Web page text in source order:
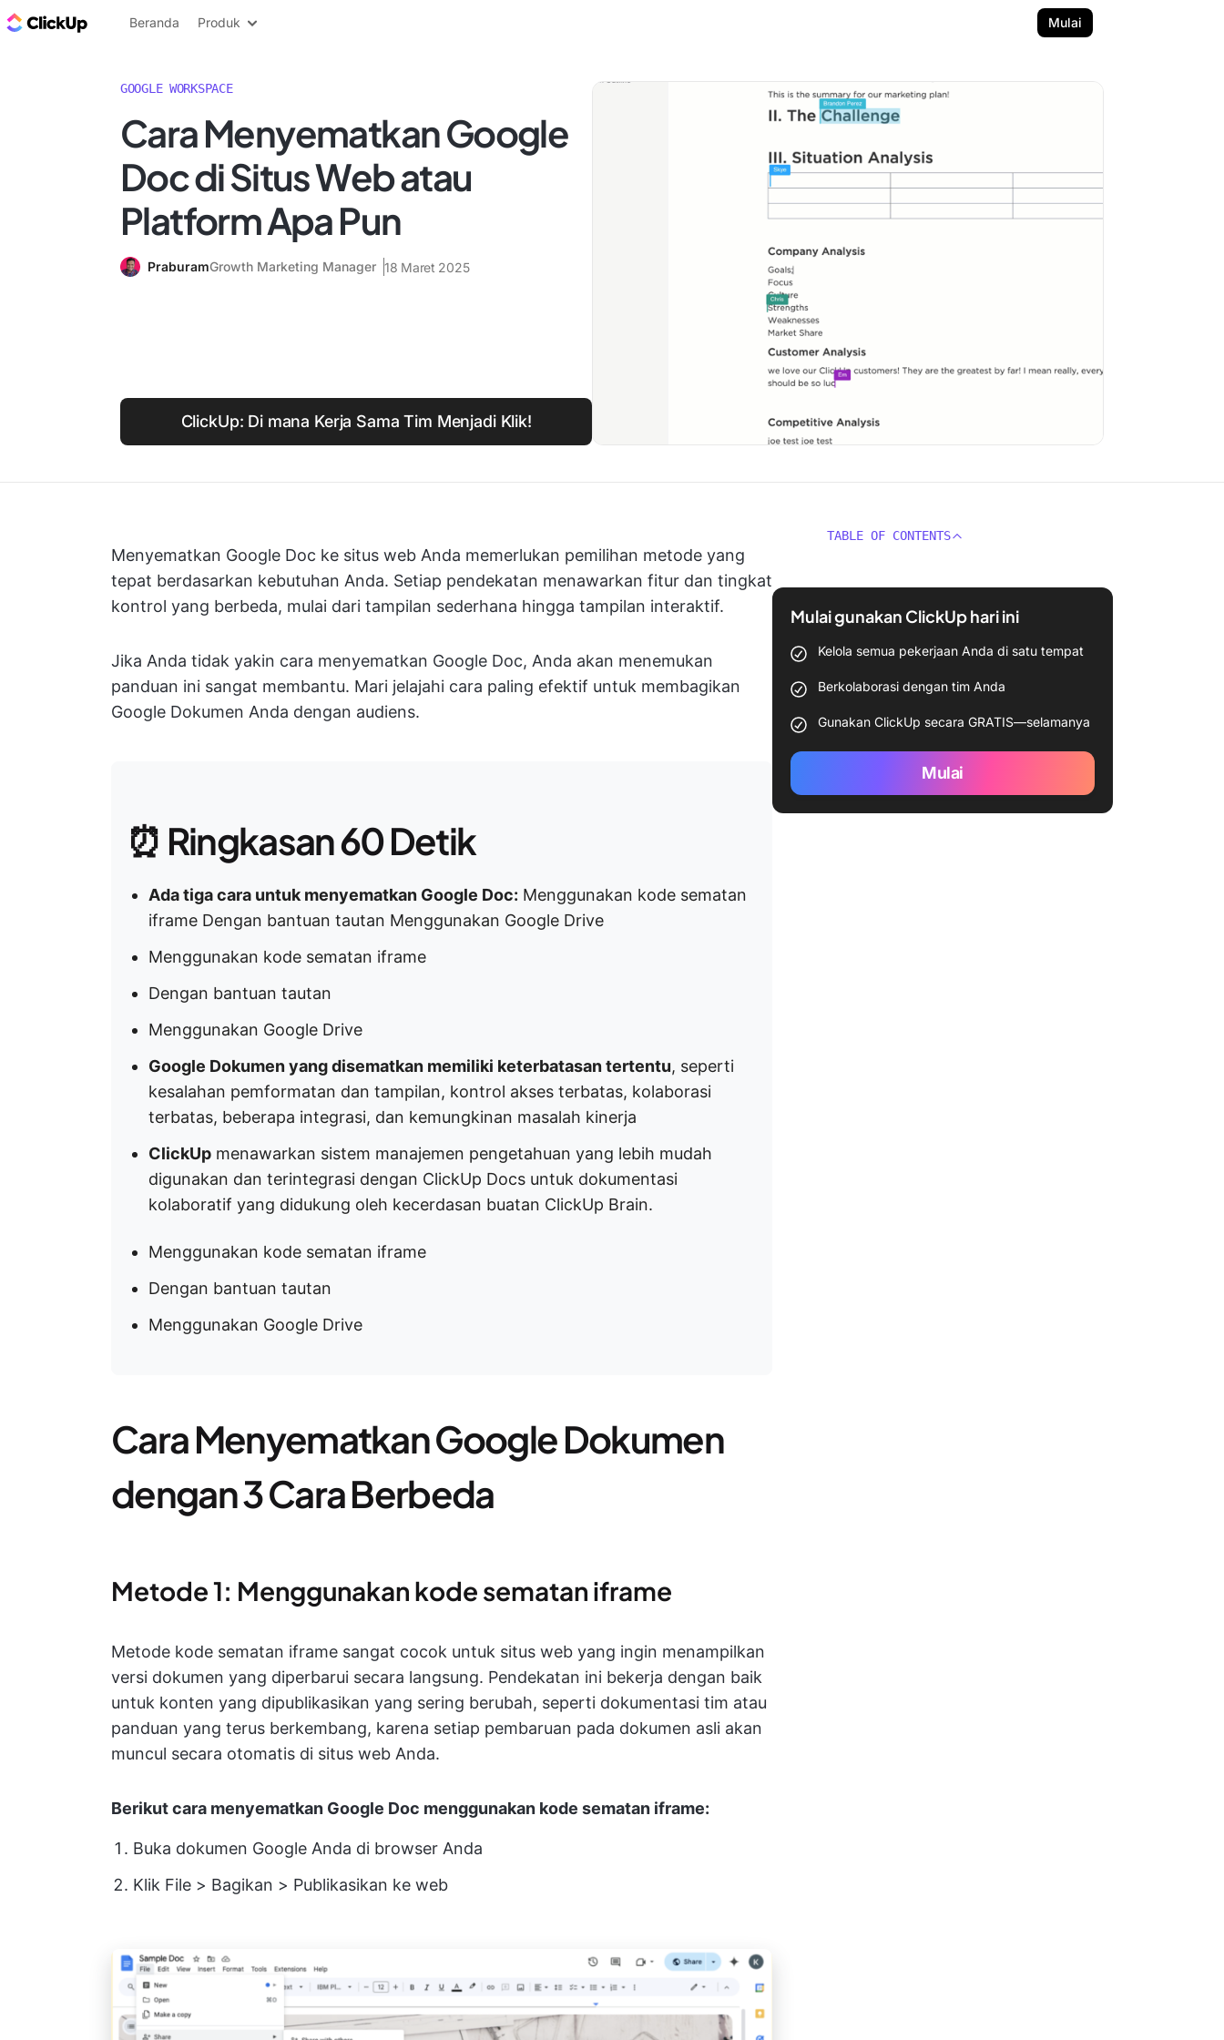
Blog ClickUp
Beranda Produk Mulai
GOOGLE WORKSPACE
Cara Menyematkan Google
Doc di Situs Web atau
Platform Apa Pun
PraburamGrowth Marketing Manager 18 Maret 2025
ClickUp: Di mana Kerja Sama Tim Menjadi Klik!
Menyematkan Google Doc ke situs web Anda memerlukan pemilihan metode yang
tepat berdasarkan kebutuhan Anda. Setiap pendekatan menawarkan fitur dan tingkat
kontrol yang berbeda, mulai dari tampilan sederhana hingga tampilan interaktif.
Jika Anda tidak yakin cara menyematkan Google Doc, Anda akan menemukan
panduan ini sangat membantu. Mari jelajahi cara paling efektif untuk membagikan
Google Dokumen Anda dengan audiens.
⏰ Ringkasan 60 Detik
Ada tiga cara untuk menyematkan Google Doc: Menggunakan kode sematan
iframe Dengan bantuan tautan Menggunakan Google Drive
Menggunakan kode sematan iframe
Dengan bantuan tautan
Menggunakan Google Drive
Google Dokumen yang disematkan memiliki keterbatasan tertentu, seperti
kesalahan pemformatan dan tampilan, kontrol akses terbatas, kolaborasi
terbatas, beberapa integrasi, dan kemungkinan masalah kinerja
ClickUp menawarkan sistem manajemen pengetahuan yang lebih mudah
digunakan dan terintegrasi dengan ClickUp Docs untuk dokumentasi
kolaboratif yang didukung oleh kecerdasan buatan ClickUp Brain.
Menggunakan kode sematan iframe
Dengan bantuan tautan
Menggunakan Google Drive
Cara Menyematkan Google Dokumen
dengan 3 Cara Berbeda
Metode 1: Menggunakan kode sematan iframe
Metode kode sematan iframe sangat cocok untuk situs web yang ingin menampilkan
versi dokumen yang diperbarui secara langsung. Pendekatan ini bekerja dengan baik
untuk konten yang dipublikasikan yang sering berubah, seperti dokumentasi tim atau
panduan yang terus berkembang, karena setiap pembaruan pada dokumen asli akan
muncul secara otomatis di situs web Anda.
Berikut cara menyematkan Google Doc menggunakan kode sematan iframe:
Buka dokumen Google Anda di browser Anda
Klik File > Bagikan > Publikasikan ke web
TABLE OF CONTENTS
Mulai gunakan ClickUp hari ini
Kelola semua pekerjaan Anda di satu tempat
Berkolaborasi dengan tim Anda
Gunakan ClickUp secara GRATIS—selamanya
Mulai